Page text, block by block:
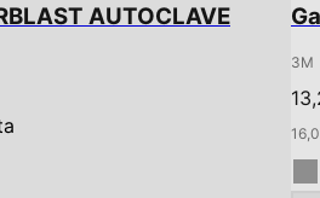
AUTOCLAVE
3M